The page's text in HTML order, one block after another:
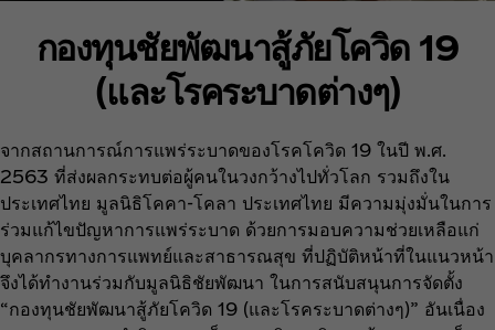
กองทุนชัยพัฒนาสู้ภัยโควิด 19
(และโรคระบาดต่างๆ)
จากสถานการณ์การแพร่ระบาดของโรคโควิด 19 ในปี พ.ศ.
2563 ที่ส่งผลกระทบต่อผู้คนในวงกว้างไปทั่วโลก รวมถึงใน
ประเทศไทย มูลนิธิโคคา-โคลา ประเทศไทย มีความมุ่งมั่นในการ
ร่วมแก้ไขปัญหาการแพร่ระบาด ด้วยการมอบความช่วยเหลือแก่
บุคลากรทางการแพทย์และสาธารณสุข ที่ปฏิบัติหน้าที่ในแนวหน้า
จึงได้ทำงานร่วมกับมูลนิธิชัยพัฒนา ในการสนับสนุนการจัดตั้ง
“กองทุนชัยพัฒนาสู้ภัยโควิด 19 (และโรคระบาดต่างๆ)” อันเนื่อง